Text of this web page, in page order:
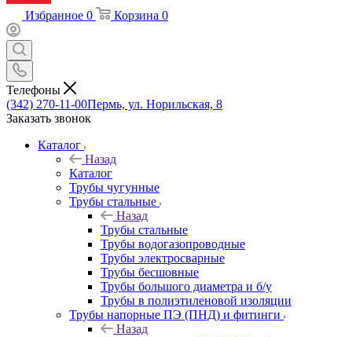
Избранное 0 Корзина 0
Телефоны
(342) 270-11-00Пермь, ул. Норильская, 8
Заказать звонок
Каталог
Назад
Каталог
Трубы чугунные
Трубы стальные
Назад
Трубы стальные
Трубы водогазопроводные
Трубы электросварные
Трубы бесшовные
Трубы большого диаметра и б/у
Трубы в полиэтиленовой изоляции
Трубы напорные ПЭ (ПНД) и фитинги
Назад